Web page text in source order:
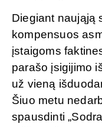
Diegiant naująją
kompensuos
įstaigoms
parašo įsigijimo
už vieną
Šiuo metu
spausdinti